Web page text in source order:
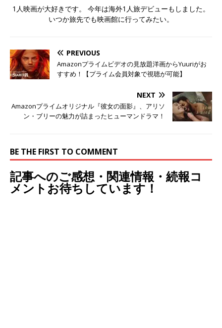
1人映画が大好きです。 今年は海外1人旅デビューもしました。
いつか旅先でも映画館に行ってみたい。
PREVIOUS
Amazonプライムビデオの見放題洋画からYuuriがお
すすめ！【プライム会員対象で視聴が可能】
NEXT
Amazonプライムオリジナル『彼女の面影』、アリソ
ン・ブリーの魅力が詰まったヒューマンドラマ！
BE THE FIRST TO COMMENT
記事へのご感想・関連情報・続報コ
メントお待ちしています！